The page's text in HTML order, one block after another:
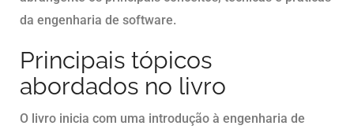
da engenharia de software.
Principais tópicos
abordados no livro
O livro inicia com uma introdução à engenharia de